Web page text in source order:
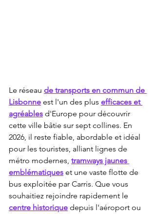
Le réseau de transports en commun de
Lisbonne est l'un des plus efficaces et
agréables d'Europe pour découvrir
cette ville bâtie sur sept collines. En
2026, il reste fiable, abordable et idéal
pour les touristes, alliant lignes de
métro modernes, tramways jaunes
emblématiques et une vaste flotte de
bus exploitée par Carris. Que vous
souhaitiez rejoindre rapidement le
centre historique depuis l'aéroport ou